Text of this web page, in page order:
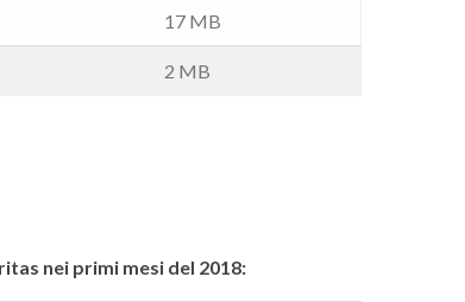
17 MB
2 MB
nei primi mesi del 2018: